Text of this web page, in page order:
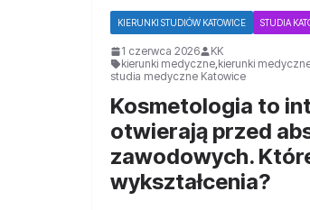
KIERUNKI STUDIÓW KATOWICE STUDIA
1 czerwca 2026
KK
kierunki medyczne kierunki
studia medyczne Katowice
Kosmetologia to
otwierają przed
zawodowych.
wykształcenia?